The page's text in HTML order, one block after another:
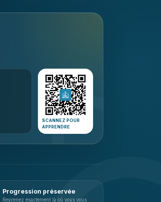
SCANNEZ POUR
APPRENDRE
Progression préservée
Reprenez exactement là où vous vous